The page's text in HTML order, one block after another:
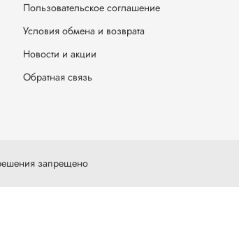
Пользовательское соглашение
Условия обмена и возврата
Новости и акции
Обратная связь
запрещено